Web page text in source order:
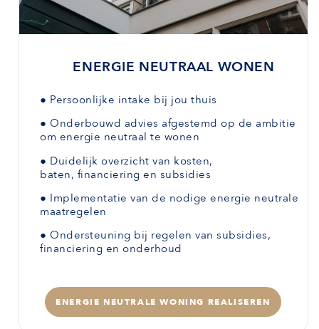
ENERGIE NEUTRAAL WONEN
● Persoonlijke intake bij jou thuis
● Onderbouwd advies afgestemd op de ambitie
om energie neutraal te wonen
● Duidelijk overzicht van kosten,
baten, financiering en subsidies
● Implementatie van de nodige energie neutrale
maatregelen
● Ondersteuning bij regelen van subsidies,
financiering en onderhoud
ENERGIE NEUTRALE WONING REALISEREN